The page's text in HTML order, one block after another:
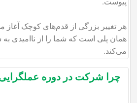
پیوست.
هر تغییر بزرگی از قدم‌های کوچک آغاز
همان پلی است که شما را از ناامیدی
می‌کند.
چرا شرکت در دوره